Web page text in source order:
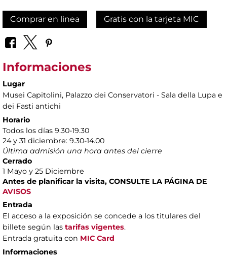
Comprar en linea Gratis con la tarjeta MIC
Informaciones
Lugar
Musei Capitolini, Palazzo dei Conservatori - Sala della Lupa e
dei Fasti antichi
Horario
Todos los días 9.30-19.30
24 y 31 diciembre: 9.30-14.00
Última admisión una hora antes del cierre
Cerrado
1 Mayo y 25 Diciembre
Antes de planificar la visita, CONSULTE LA PÁGINA DE
AVISOS
Entrada
El acceso a la exposición se concede a los titulares del
billete según las tarifas vigentes.
Entrada gratuita con MIC Card
Informaciones